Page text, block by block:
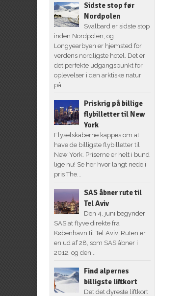
Sidste stop før
Nordpolen
Svalbard er sidste stop
inden Nordpolen, og
Longyearbyen er hjemsted for
verdens nordligste hotel. Det er
det perfekte udgangspunkt for
oplevelser i den arktiske natur
på...
Priskrig på billige
flybilletter til New
York
Flyselskaberne kappes om at
have de billigste flybilletter til
New York. Priserne er helt i bund
lige nu! Se her hvor langt nede i
pris The...
SAS åbner rute til
Tel Aviv
Den 4. juni begynder
SAS at flyve direkte fra
København til Tel Aviv. Ruten er
en ud af 28, som SAS åbner i
2012, og den...
Find alpernes
billigste liftkort
Det det dyreste liftkort